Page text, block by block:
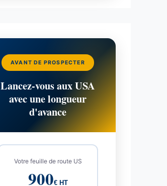
AVANT DE PROSPECTER
Lancez-vous aux USA
avec une longueur
d'avance
Votre feuille de route US
900€ HT